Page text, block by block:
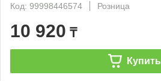
Код: 99998446574
Розница
10 920 ₸
Купить